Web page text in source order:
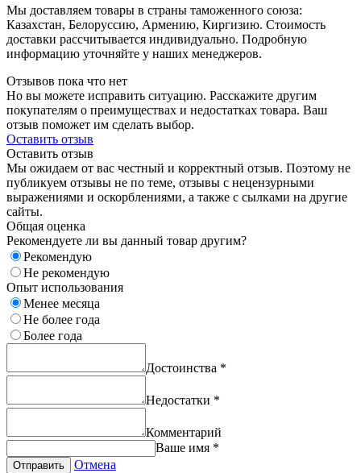
Мы доставляем товары в страны таможенного союза:
Казахстан, Белоруссию, Армению, Киргизию. Стоимость
доставки рассчитывается индивидуально. Подробную
информацию уточняйте у наших менеджеров.
Отзывов пока что нет
Но вы можете исправить ситуацию. Расскажите другим
покупателям о преимуществах и недостатках товара. Ваш
отзыв поможет им сделать выбор.
Оставить отзыв
Оставить отзыв
Мы ожидаем от вас честный и корректный отзыв. Поэтому не
публикуем отзывы не по теме, отзывы с нецензурными
выражениями и оскорблениями, а также с сылками на другие
сайты.
Общая оценка
Рекомендуете ли вы данный товар другим?
Рекомендую
Не рекомендую
Опыт использования
Менее месяца
Не более года
Более года
Достоинства *
Недостатки *
Комментарий
Ваше имя *
Отправить
Отмена